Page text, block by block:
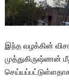
இந்த வழக்கின்
முத்துகிருஷ்ணன்